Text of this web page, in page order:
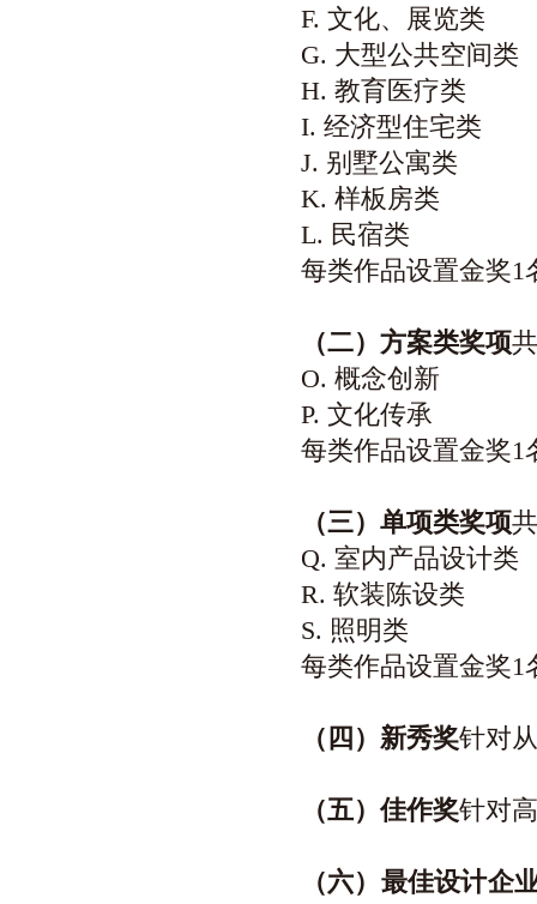
F. 文化、展览类
G. 大型公共空间类
H. 教育医疗类
I. 经济型住宅类
J. 别墅公寓类
K. 样板房类
L. 民宿类
每类作品设置金奖1
（二）方案类奖项
O. 概念创新
P. 文化传承
每类作品设置金奖1
（三）单项类奖项
Q. 室内产品设计类
R. 软装陈设类
S. 照明类
每类作品设置金奖1
（四）新秀奖针对
（五）佳作奖针对
（六）最佳设计企